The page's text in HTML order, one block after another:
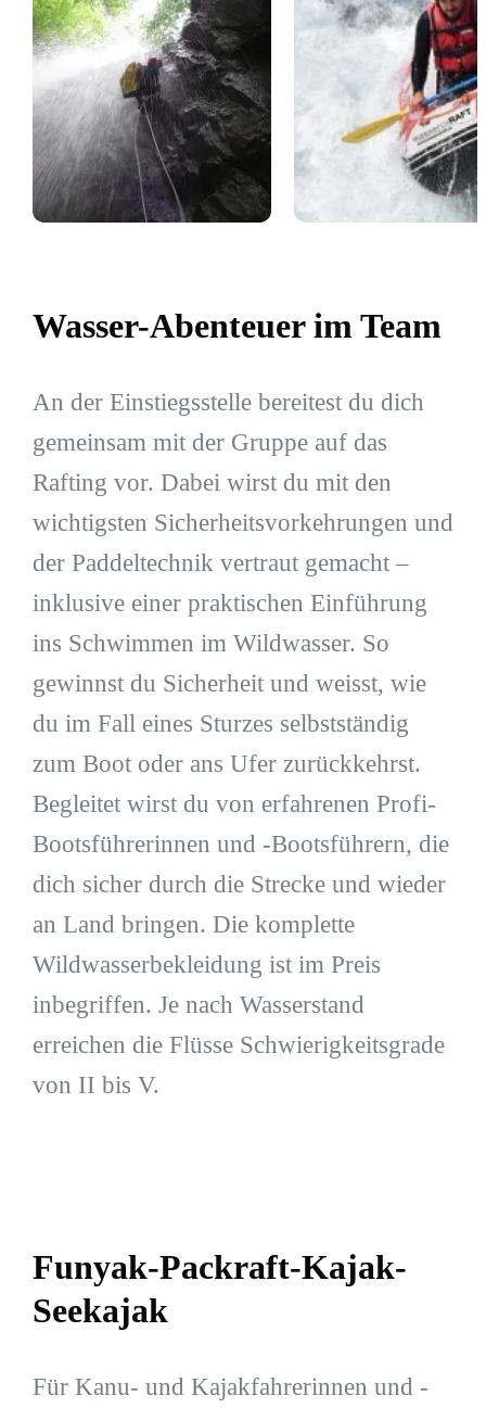
Wasser-Abenteuer im Team
An der Einstiegsstelle bereitest du dich
gemeinsam mit der Gruppe auf das
Rafting vor. Dabei wirst du mit den
wichtigsten Sicherheitsvorkehrungen und
der Paddeltechnik vertraut gemacht –
inklusive einer praktischen Einführung
ins Schwimmen im Wildwasser. So
gewinnst du Sicherheit und weisst, wie
du im Fall eines Sturzes selbstständig
zum Boot oder ans Ufer zurückkehrst.
Begleitet wirst du von erfahrenen Profi-
Bootsführerinnen und -Bootsführern, die
dich sicher durch die Strecke und wieder
an Land bringen. Die komplette
Wildwasserbekleidung ist im Preis
inbegriffen. Je nach Wasserstand
erreichen die Flüsse Schwierigkeitsgrade
von II bis V.
Funyak-Packraft-Kajak-
Seekajak
Für Kanu- und Kajakfahrerinnen und -